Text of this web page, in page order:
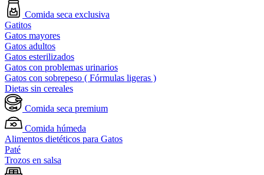
Comida seca exclusiva
Gatitos
Gatos mayores
Gatos adultos
Gatos esterilizados
Gatos con problemas urinarios
Gatos con sobrepeso ( Fórmulas ligeras )
Dietas sin cereales
Comida seca premium
Comida húmeda
Alimentos dietéticos para Gatos
Paté
Trozos en salsa